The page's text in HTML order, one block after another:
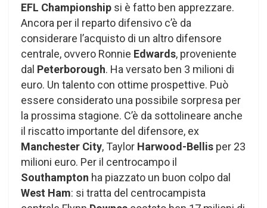
EFL Championship si è fatto ben apprezzare.
Ancora per il reparto difensivo c’è da
considerare l’acquisto di un altro difensore
centrale, ovvero Ronnie Edwards, proveniente
dal Peterborough. Ha versato ben 3 milioni di
euro. Un talento con ottime prospettive. Può
essere considerato una possibile sorpresa per
la prossima stagione. C’è da sottolineare anche
il riscatto importante del difensore, ex
Manchester City, Taylor Harwood-Bellis per 23
milioni euro. Per il centrocampo il
Southampton ha piazzato un buon colpo dal
West Ham: si tratta del centrocampista